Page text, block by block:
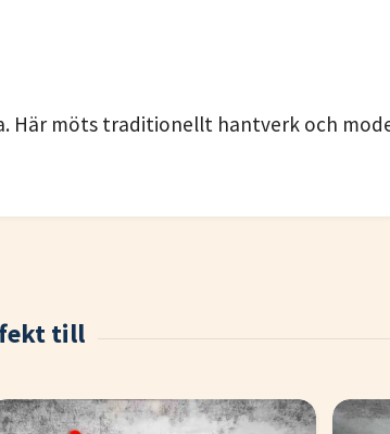
Här möts traditionellt hantverk och